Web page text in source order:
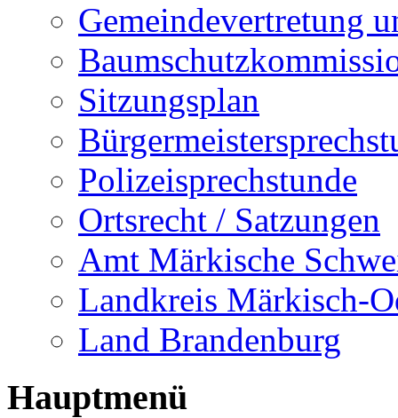
Gemeindevertretung
Sitzungsplan
Polizeisprechstunde
Ortsrecht / Satzungen
Amt Märkische
Landkreis Märkisch-
Land Brandenburg
Hauptmenü